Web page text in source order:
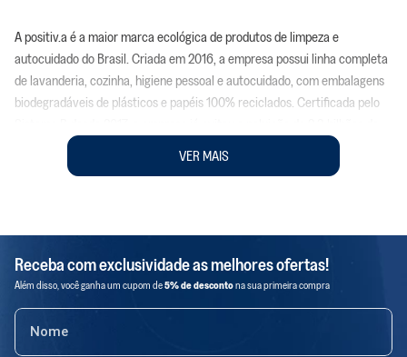
A positiv.a é a maior marca ecológica de produtos de limpeza e
autocuidado do Brasil. Criada em 2016, a empresa possui linha completa
de lavanderia, cozinha, higiene pessoal e autocuidado, com embalagens
biodegradáveis de plásticos e papéis 100% reciclados. Certificada pelo
litros de água; adotou embalagens que têm em sua composição amidos e
copoliésteres biodegradáveis como PBAT, PLA, entre outros; para
evitar 128,3 toneladas de descarte em aterros e meio ambiente e
reutilizar mais de 1,6 toneladas de rede de pesca. Comprando de
produtores locais, a produção da Positiv.a também gerou mais de
comprometida em tornar os produtos sustentáveis mais acessíveis,
motivo pelo qual, em 2021, verticalizou a produção e tornou 62% do
VER MAIS
Receba com exclusividade as melhores ofertas!
Além disso, você ganha um cupom de5% de descontona sua primeira compra